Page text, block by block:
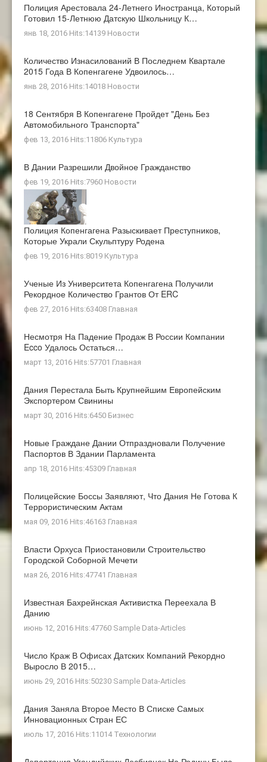
Полиция Арестовала 24-Летнего Иностранца, Который
Готовил 15-Летнюю Датскую Школьницу К…
янв 18, 2016 Hits:14139 Новости
Количество Изнасилований В Последнем Квартале
2015 Года В Копенгагене Удвоилось…
янв 28, 2016 Hits:14018 Новости
18 Сентября В Копенгагене Пройдет "день Без
Автомобильного Транспорта"
фев 13, 2016 Hits:11806 Культура
В Дании Разрешили Двойное Гражданство
фев 19, 2016 Hits:7960 Новости
Полиция Копенгагена Разыскивает Преступников,
Которые Украли Скульптуру Родена
фев 19, 2016 Hits:8019 Культура
Ученые Из Университета Копенгагена Получили
Рекордное Количество Грантов От ERC
фев 27, 2016 Hits:63408 Главная
Несмотря На Падение Продаж В России Компании
Ecco Удалось Остаться…
март 13, 2016 Hits:57701 Главная
Дания Перестала Быть Крупнейшим Европейским
Экспортером Свинины
март 30, 2016 Hits:6450 Бизнес
Новые Граждане Дании Отпраздновали Получение
Паспортов В Здании Парламента
апр 18, 2016 Hits:45309 Главная
Полицейские Боссы Заявляют, Что Дания Не Готова К
Террористическим Актам
мая 09, 2016 Hits:46163 Главная
Власти Орхуса Приостановили Строительство
Городской Соборной Мечети
мая 26, 2016 Hits:47741 Главная
Известная Бахрейнская Активистка Переехала В
Данию
июнь 12, 2016 Hits:47760 Sample Data-Articles
Число Краж В Офисах Датских Компаний Рекордно
Выросло В 2015…
июнь 29, 2016 Hits:50230 Sample Data-Articles
Дания Заняла Второе Место В Списке Самых
Инновационных Стран ЕС
июль 17, 2016 Hits:11014 Технологии